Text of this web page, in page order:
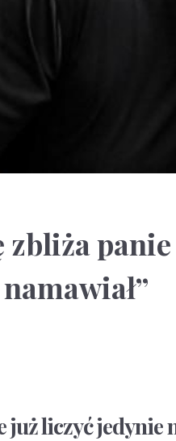
zbliża
już liczyć jedynie